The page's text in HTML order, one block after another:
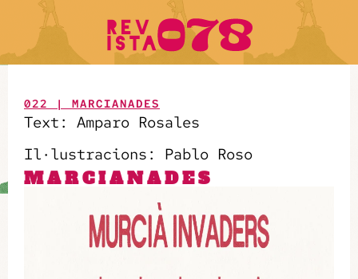
022 | MARCIANADES
Text: Amparo Rosales
Il·lustracions: Pablo Roso
MARCIANADES